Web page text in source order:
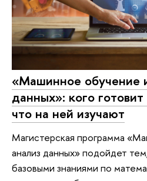
«Машинное обучение
данных»: кого
что на ней изучают
Магистерская программа
анализ данных» подойдет
базовыми знаниями по